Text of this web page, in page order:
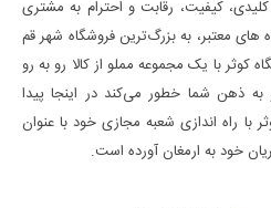
کیفیت، رقابت و احترام به مشتری
های معتبر، به بزرگ‌ترین فروشگاه شهر قم
با یک مجموعه مملو از کالا رو به رو
به ذهن شما خطور می‌کند در اینجا پیدا
با راه اندازی شعبه مجازی خود با عنوان
خود به ارمغان آورده است.